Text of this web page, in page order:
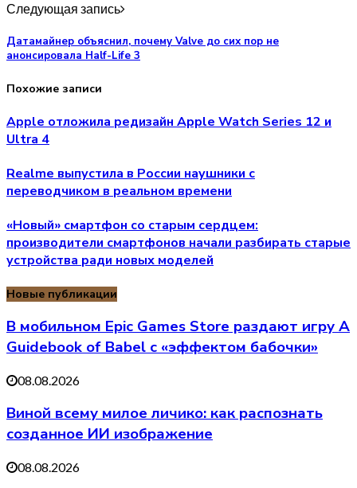
Следующая запись
Датамайнер объяснил, почему Valve до сих пор не
анонсировала Half-Life 3
Похожие записи
Apple отложила редизайн Apple Watch Series 12 и
Ultra 4
Realme выпустила в России наушники с
переводчиком в реальном времени
«Новый» смартфон со старым сердцем:
производители смартфонов начали разбирать старые
устройства ради новых моделей
Новые публикации
В мобильном Epic Games Store раздают игру A
Guidebook of Babel с «эффектом бабочки»
08.08.2026
Виной всему милое личико: как распознать
созданное ИИ изображение
08.08.2026